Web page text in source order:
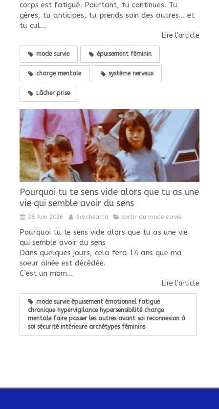
corps est fatigué. Pourtant, tu continues. Tu
gères, tu anticipes, tu prends soin des autres... et
tu cul...
Lire l'article
mode survie épuisement féminin
charge mentale système nerveux
Lâcher prise
Pourquoi tu te sens vide alors que tu as une
vie qui semble avoir du sens
28 Juin 2026 Sokchearta sortir du mode survie
Pourquoi tu te sens vide alors que tu as une vie
qui semble avoir du sens
Dans quelques jours, cela fera 14 ans que ma
soeur ainée est décédée.
C’est un mom...
Lire l'article
mode survie épuisement émotionnel fatigue
chronique hypervigilance hypersensibilité charge
mentale faire passer les autres avant soi reconnexion à
soi sécurité intérieure archétypes féminins